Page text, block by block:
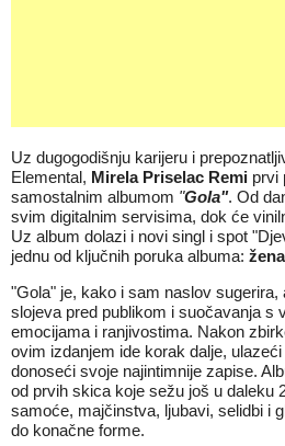
Uz dugogodišnju karijeru i
Elemental, Mirela Priselac Remi prvi
samostalnim albumom "Gola". Od
svim digitalnim servisima, dok će
Uz album dolazi i novi singl i spot
jednu od ključnih poruka albuma:
"Gola" je, kako i sam naslov sugerira,
slojeva pred publikom i suočavanja s
emocijama i ranjivostima. Nakon
ovim izdanjem ide korak dalje,
donoseći svoje najintimnije zapise.
od prvih skica koje sežu još u daleku
samoće, majčinstva, ljubavi, selidbi i
do konačne forme.